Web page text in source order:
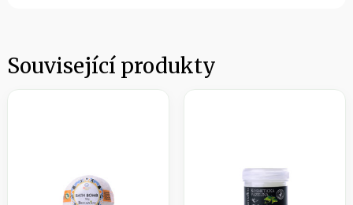
Související produkty